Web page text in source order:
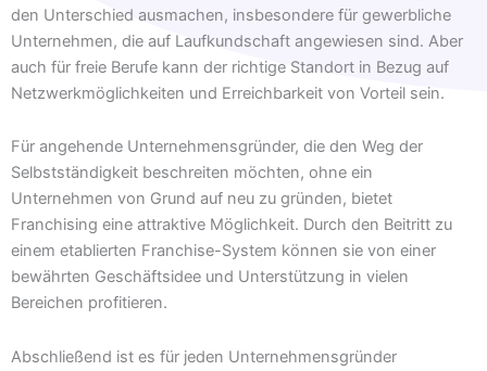
den Unterschied ausmachen, insbesondere für gewerbliche
Unternehmen, die auf Laufkundschaft angewiesen sind. Aber
auch für freie Berufe kann der richtige Standort in Bezug auf
Netzwerkmöglichkeiten und Erreichbarkeit von Vorteil sein.
Für angehende Unternehmensgründer, die den Weg der
Selbstständigkeit beschreiten möchten, ohne ein
Unternehmen von Grund auf neu zu gründen, bietet
Franchising eine attraktive Möglichkeit. Durch den Beitritt zu
einem etablierten Franchise-System können sie von einer
bewährten Geschäftsidee und Unterstützung in vielen
Bereichen profitieren.
Abschließend ist es für jeden Unternehmensgründer